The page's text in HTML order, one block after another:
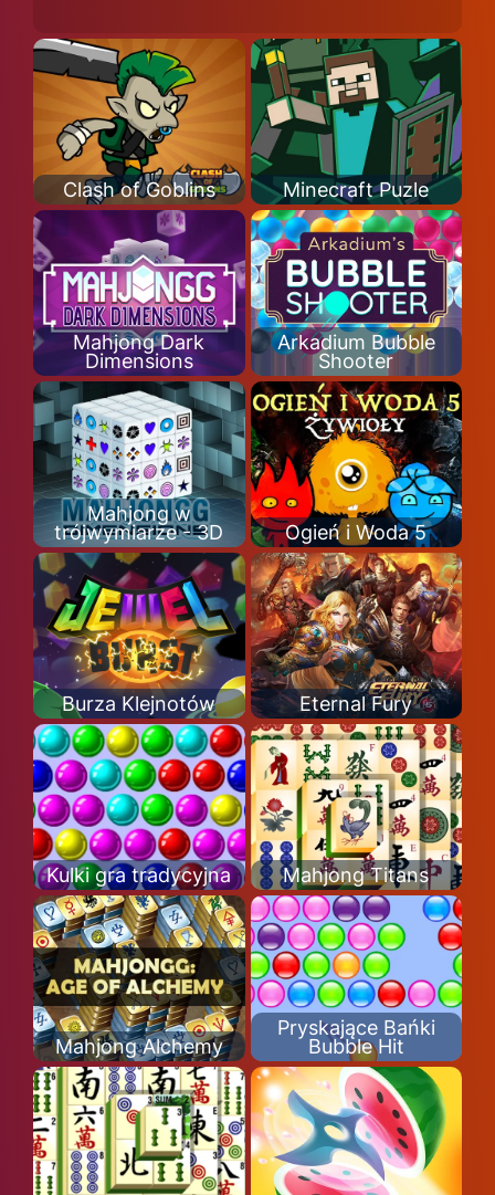
Clash of Goblins Minecraft Puzle
Mahjong Dark
Dimensions
Arkadium Bubble
Shooter
Mahjong w
trójwymiarze - 3D
Ogień i Woda 5
Burza Klejnotów Eternal Fury
Kulki gra tradycyjna Mahjong Titans
Mahjong Alchemy
Pryskające Bańki
Bubble Hit